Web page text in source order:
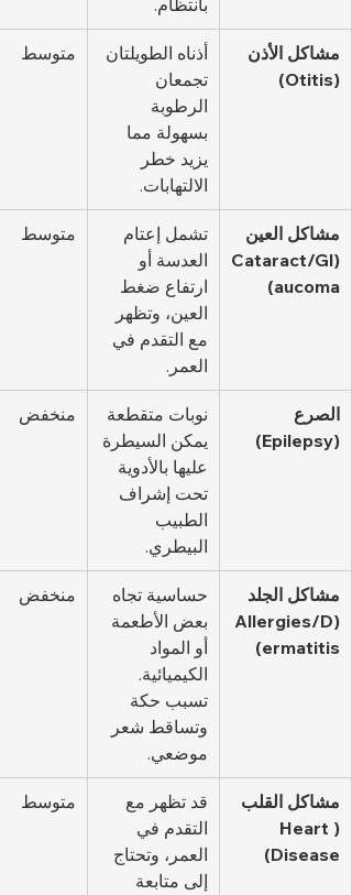
بانتظام.
مشاكل الأذن
(Otitis)
أذناه الطويلتان
تجمعان
الرطوبة
بسهولة مما
يزيد خطر
الالتهابات.
متوسط
مشاكل العين
(Cataract/Gl
aucoma)
تشمل إعتام
العدسة أو
ارتفاع ضغط
العين، وتظهر
مع التقدم في
العمر.
متوسط
الصرع
(Epilepsy)
نوبات متقطعة
يمكن السيطرة
عليها بالأدوية
تحت إشراف
الطبيب
البيطري.
منخفض
مشاكل الجلد
(Allergies/D
ermatitis)
حساسية تجاه
بعض الأطعمة
أو المواد
الكيميائية.
تسبب حكة
وتساقط شعر
موضعي.
منخفض
مشاكل القلب
(Heart
Disease)
قد تظهر مع
التقدم في
العمر، وتحتاج
إلى متابعة
متوسط